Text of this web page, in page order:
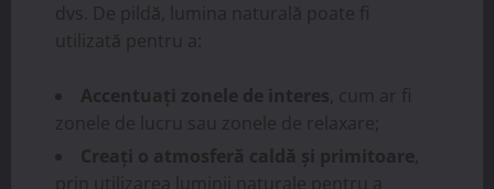
dvs. De pildă, lumina naturală poate fi
utilizată pentru a:
Accentuați zonele de interes, cum ar fi
zonele de lucru sau zonele de relaxare;
Creați o atmosferă caldă și primitoare,
prin utilizarea luminii naturale pentru a